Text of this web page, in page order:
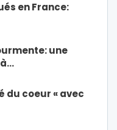
en France:
une
du coeur « avec